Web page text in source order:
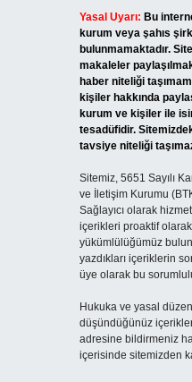
Yasal Uyarı: Bu
kurum veya şahıs
bulunmamaktadır.
makaleler
haber niteliği
kişiler hakkında
kurum ve kişiler ile
tesadüfidir.
tavsiye niteliği
Sitemiz, 5651 Sayılı
ve İletişim Kurumu
Sağlayıcı olarak
içerikleri proaktif
yükümlülüğümüz
yazdıkları içeriklerin
üye olarak bu
Hukuka ve yasal
düşündüğünüz
adresine bildirmeniz
içerisinde sitemizden